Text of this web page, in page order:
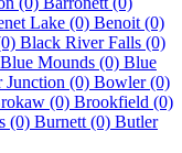
Lake (0) Benoit (0)
Black River Falls (0)
Blue Mounds (0) Blue
Junction (0) Bowler (0)
(0) Brookfield (0)
(0) Burnett (0) Butler